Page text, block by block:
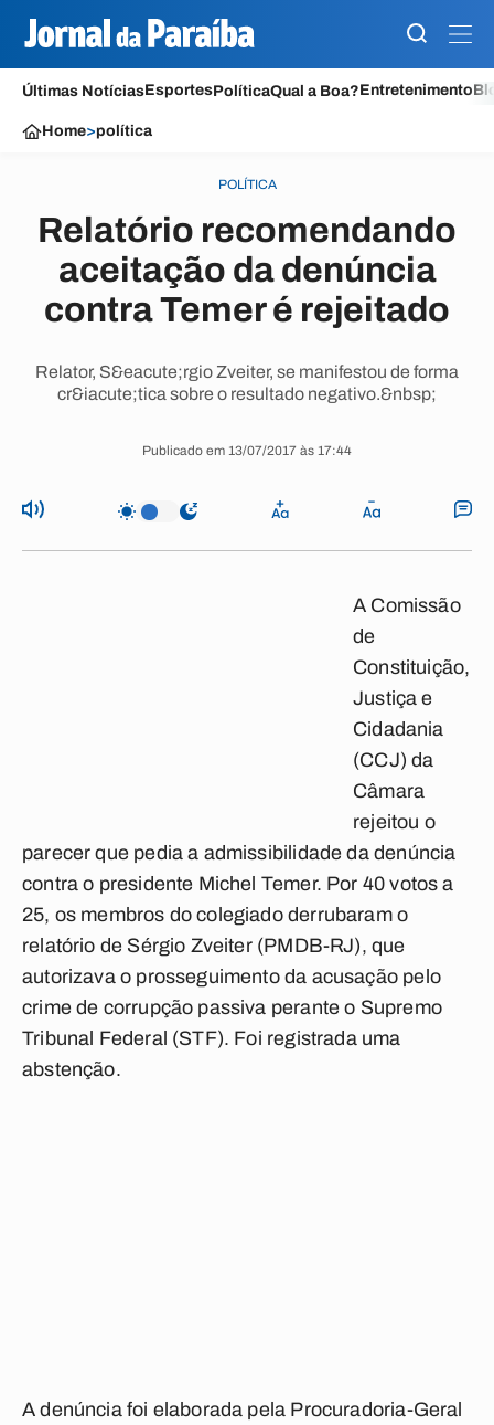
Últimas NotíciasEsportesPolíticaQual a Boa?Entretenimento
Home>política
POLÍTICA
Relatório recomendando
aceitação da denúncia
contra Temer é rejeitado
Relator, S&eacute;rgio Zveiter, se manifestou de forma
cr&iacute;tica sobre o resultado negativo.&nbsp;
Publicado em 13/07/2017 às 17:44
A Comissão
de
Constituição,
Justiça e
Cidadania
(CCJ) da
Câmara
rejeitou o
parecer que pedia a admissibilidade da denúncia
contra o presidente Michel Temer. Por 40 votos a
25, os membros do colegiado derrubaram o
relatório de Sérgio Zveiter (PMDB-RJ), que
autorizava o prosseguimento da acusação pelo
crime de corrupção passiva perante o Supremo
Tribunal Federal (STF). Foi registrada uma
abstenção.
A denúncia foi elaborada pela Procuradoria-Geral